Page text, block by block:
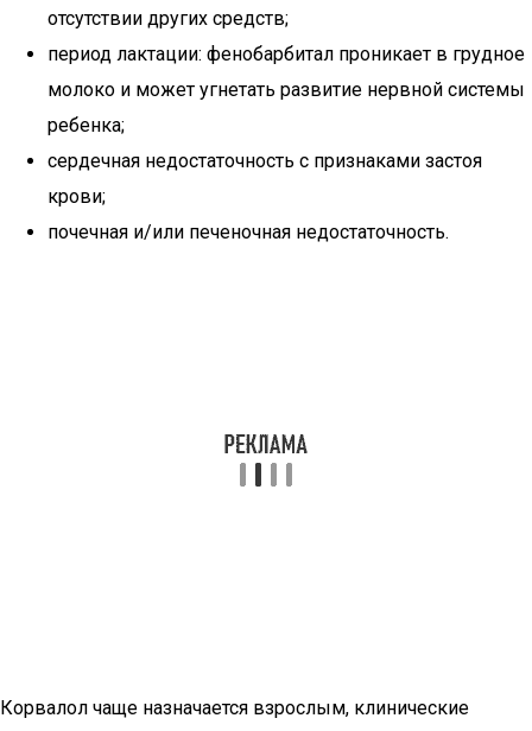
отсутствии других средств;
период лактации: фенобарбитал проникает в грудное
молоко и может угнетать развитие нервной системы
ребенка;
сердечная недостаточность с признаками застоя
крови;
почечная и/или печеночная недостаточность.
Корвалол чаще назначается взрослым, клинические